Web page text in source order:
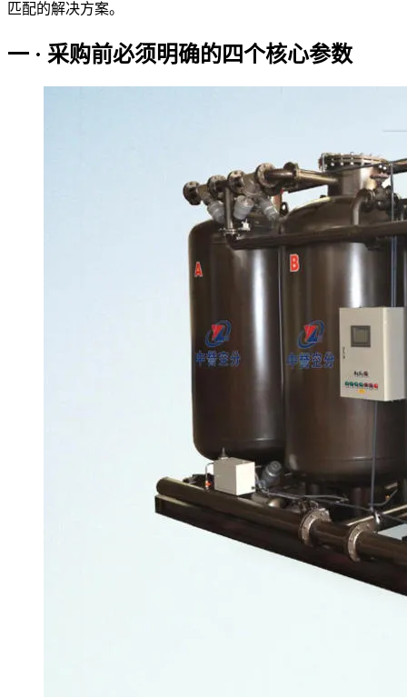
匹配的解决方案。
一 · 采购前必须明确的四个核心参数